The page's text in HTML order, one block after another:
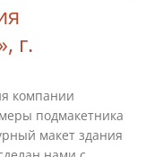
г.
компании
подмакетника
макет здания